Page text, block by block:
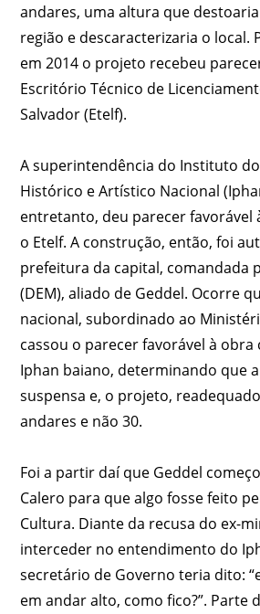
andares, uma altura que
região e descaracterizaria o local.
em 2014 o projeto recebeu
Escritório Técnico de
Salvador (Etelf).
A superintendência do Instituto
Histórico e Artístico Nacional
entretanto, deu parecer favorável
o Etelf. A construção, então, foi
prefeitura da capital, comandada
(DEM), aliado de Geddel. Ocorre
nacional, subordinado ao
cassou o parecer favorável à obra
Iphan baiano, determinando que
suspensa e, o projeto,
andares e não 30.
Foi a partir daí que Geddel
Calero para que algo fosse feito
Cultura. Diante da recusa do ex-
interceder no entendimento do
secretário de Governo teria dito:
em andar alto, como fico?”. Parte